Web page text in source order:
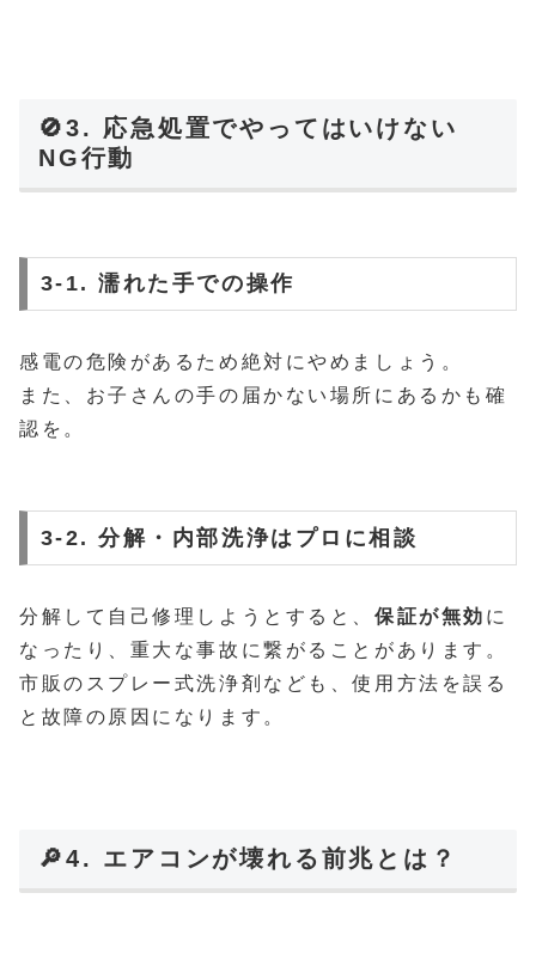
🚫3. 応急処置でやってはいけない
NG行動
3-1. 濡れた手での操作
感電の危険があるため絶対にやめましょう。
また、お子さんの手の届かない場所にあるかも確
認を。
3-2. 分解・内部洗浄はプロに相談
分解して自己修理しようとすると、 保証が無効 に
なったり、重大な事故に繋がることがあります。
市販のスプレー式洗浄剤なども、使用方法を誤る
と故障の原因になります。
🔎4. エアコンが壊れる前兆とは？